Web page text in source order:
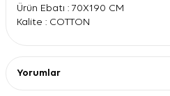
Ürün Ebatı : 70X190 CM
Kalite : COTTON
Yorumlar